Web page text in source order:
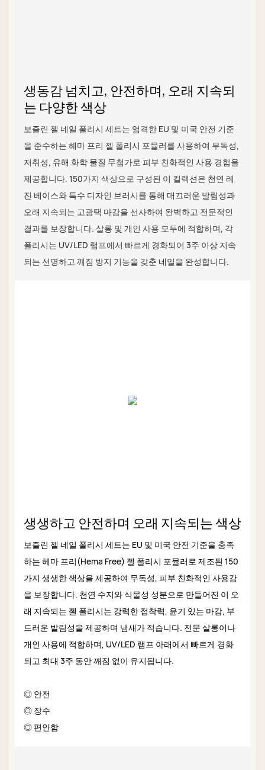
생동감 넘치고, 안전하며, 오래 지속되
는 다양한 색상
보즐린 젤 네일 폴리시 세트는 엄격한 EU 및 미국 안전 기준
을 준수하는 헤마 프리 젤 폴리시 포뮬러를 사용하여 무독성,
저취성, 유해 화학 물질 무첨가로 피부 친화적인 사용 경험을
제공합니다. 150가지 색상으로 구성된 이 컬렉션은 천연 레
진 베이스와 특수 디자인 브러시를 통해 매끄러운 발림성과
오래 지속되는 고광택 마감을 선사하여 완벽하고 전문적인
결과를 보장합니다. 살롱 및 개인 사용 모두에 적합하며, 각
폴리시는 UV/LED 램프에서 빠르게 경화되어 3주 이상 지속
되는 선명하고 깨짐 방지 기능을 갖춘 네일을 완성합니다.
생생하고 안전하며 오래 지속되는 색상
보즐린 젤 네일 폴리시 세트는 EU 및 미국 안전 기준을 충족
하는 헤마 프리(Hema Free) 젤 폴리시 포뮬러로 제조된 150
가지 생생한 색상을 제공하여 무독성, 피부 친화적인 사용감
을 보장합니다. 천연 수지와 식물성 성분으로 만들어진 이 오
래 지속되는 젤 폴리시는 강력한 접착력, 윤기 있는 마감, 부
드러운 발림성을 제공하며 냄새가 적습니다. 전문 살롱이나
개인 사용에 적합하며, UV/LED 램프 아래에서 빠르게 경화
되고 최대 3주 동안 깨짐 없이 유지됩니다.
◎ 안전
◎ 장수
◎ 편안함